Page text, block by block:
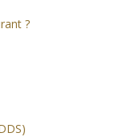
?